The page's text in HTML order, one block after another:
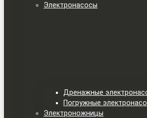
Электронасосы
Дренажные
Погружные
Электроножницы